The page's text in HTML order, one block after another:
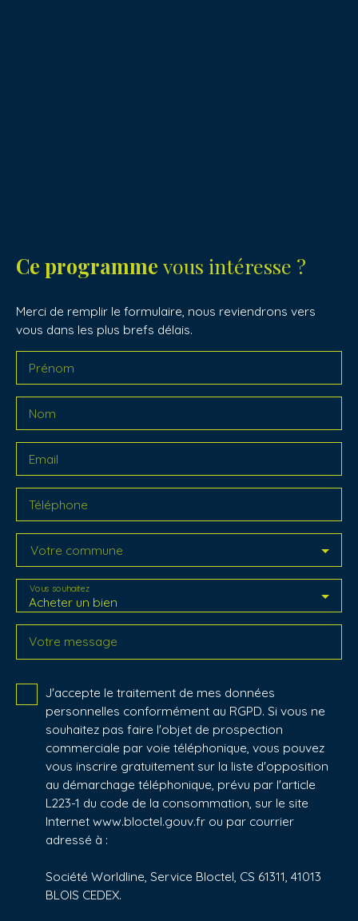
Ce programme vous intéresse ?
Merci de remplir le formulaire, nous reviendrons vers
vous dans les plus brefs délais.
Prénom
Nom
Email
Téléphone
Votre commune
Acheter un bien
Vous souhaitez
Votre message
J'accepte le traitement de mes données
personnelles conformément au RGPD. Si vous ne
souhaitez pas faire l'objet de prospection
commerciale par voie téléphonique, vous pouvez
vous inscrire gratuitement sur la liste d'opposition
au démarchage téléphonique, prévu par l'article
L223-1 du code de la consommation, sur le site
Internet www.bloctel.gouv.fr ou par courrier
adressé à :
Société Worldline, Service Bloctel, CS 61311, 41013
BLOIS CEDEX.